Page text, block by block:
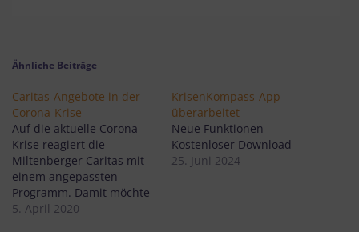
Ähnliche Beiträge
Caritas-Angebote in der
Corona-Krise
Auf die aktuelle Corona-
Krise reagiert die
Miltenberger Caritas mit
einem angepassten
Programm. Damit möchte
der Wohlfahrtsverband
5. April 2020
KrisenKompass-App
überarbeitet
Neue Funktionen
Kostenloser Download
25. Juni 2024